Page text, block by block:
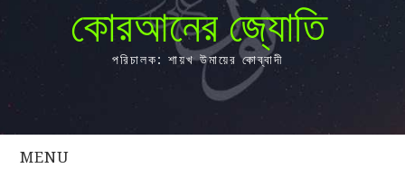
কোরআনের জ্যোতি
পরিচালক: শায়খ উমায়ের কোব্বাদী
MENU
সকল